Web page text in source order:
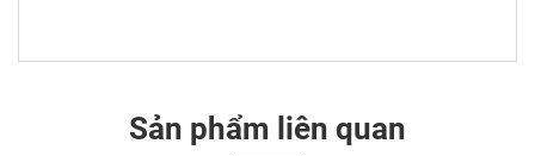
Sản phẩm liên quan